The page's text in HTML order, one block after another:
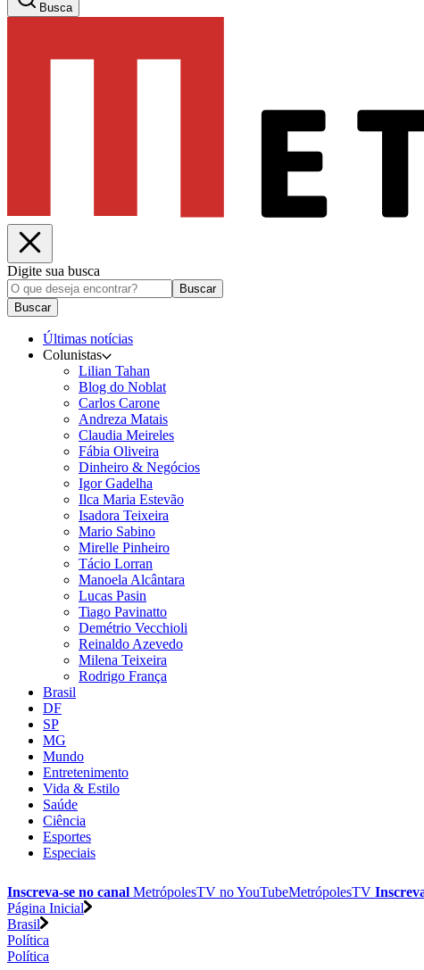
Busca
Digite sua busca
Buscar
Buscar
Últimas notícias
Colunistas
Lilian Tahan
Blog do Noblat
Carlos Carone
Andreza Matais
Claudia Meireles
Fábia Oliveira
Dinheiro & Negócios
Igor Gadelha
Ilca Maria Estevão
Isadora Teixeira
Mario Sabino
Mirelle Pinheiro
Tácio Lorran
Manoela Alcântara
Lucas Pasin
Tiago Pavinatto
Demétrio Vecchioli
Reinaldo Azevedo
Milena Teixeira
Rodrigo França
Brasil
DF
SP
MG
Mundo
Entretenimento
Vida & Estilo
Saúde
Ciência
Esportes
Especiais
Inscreva-se no canal MetrópolesTV noYouTubeMetrópolesTV
Página Inicial
Brasil
Política
Política